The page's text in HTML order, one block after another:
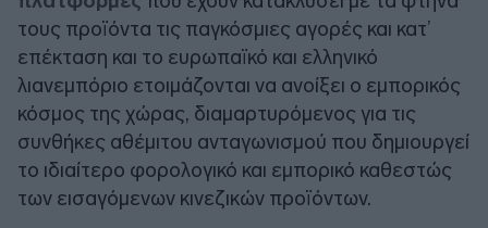
τους προϊόντα τις παγκόσμιες αγορές και κατ’
επέκταση και το ευρωπαϊκό και ελληνικό
λιανεμπόριο ετοιμάζονται να ανοίξει ο εμπορικός
κόσμος της χώρας, διαμαρτυρόμενος για τις
συνθήκες αθέμιτου ανταγωνισμού που δημιουργεί
το ιδιαίτερο φορολογικό και εμπορικό καθεστώς
των εισαγόμενων κινεζικών προϊόντων.